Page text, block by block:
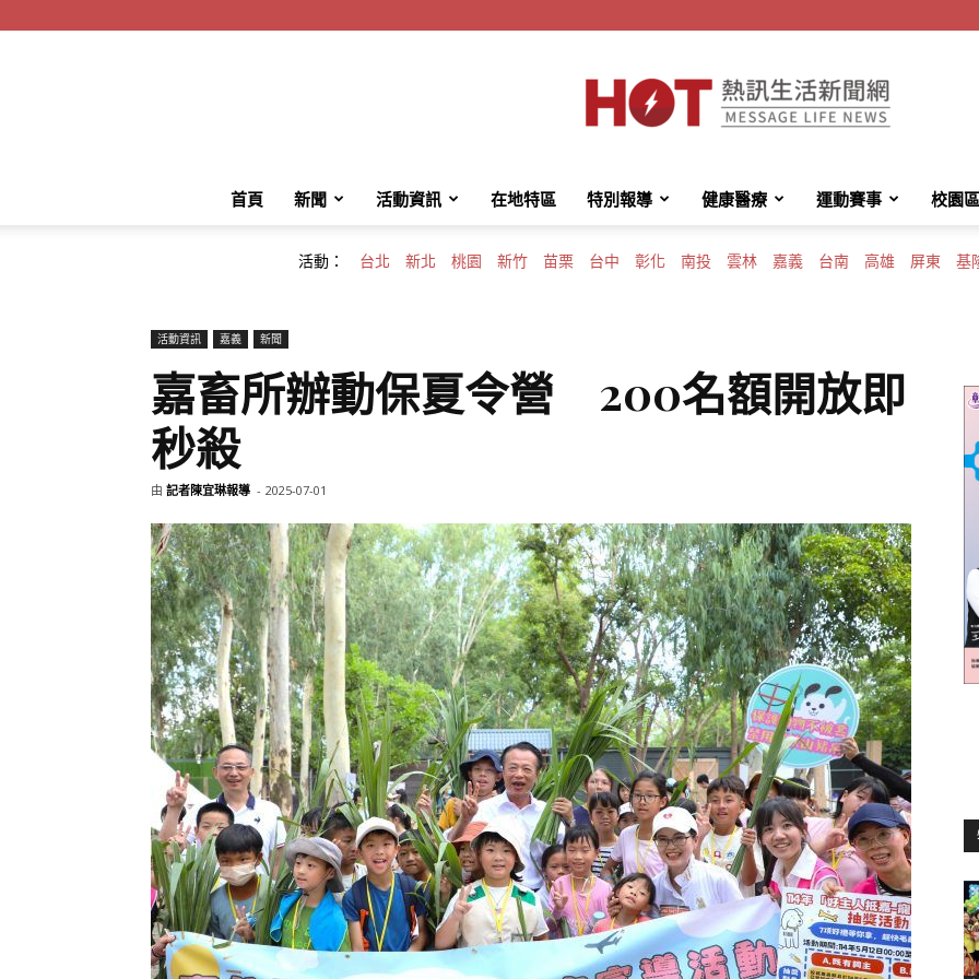
HotMessage
生
活
新
首頁 新聞 活動資訊 在地特區 特別報導 健康醫療 運動賽事 校園區
活動： 台北 新北 桃園 新竹 苗栗 台中 彰化 南投 雲林 嘉義 台南 高雄 屏東 基
活動資訊 嘉義 新聞
嘉畜所辦動保夏令營 200名額開放即
秒殺
由 記者陳宜琳報導 - 2025-07-01